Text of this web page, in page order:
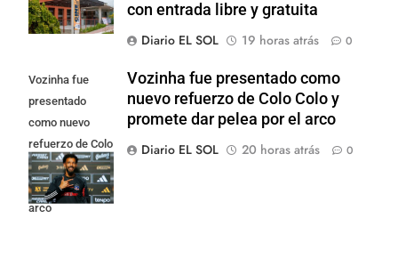
con entrada libre y gratuita
Diario EL SOL
19 horas atrás 0
Vozinha fue
presentado
como nuevo
refuerzo de Colo
Colo y promete
dar pelea por el
arco
Vozinha fue presentado como
nuevo refuerzo de Colo Colo y
promete dar pelea por el arco
Diario EL SOL
20 horas atrás 0